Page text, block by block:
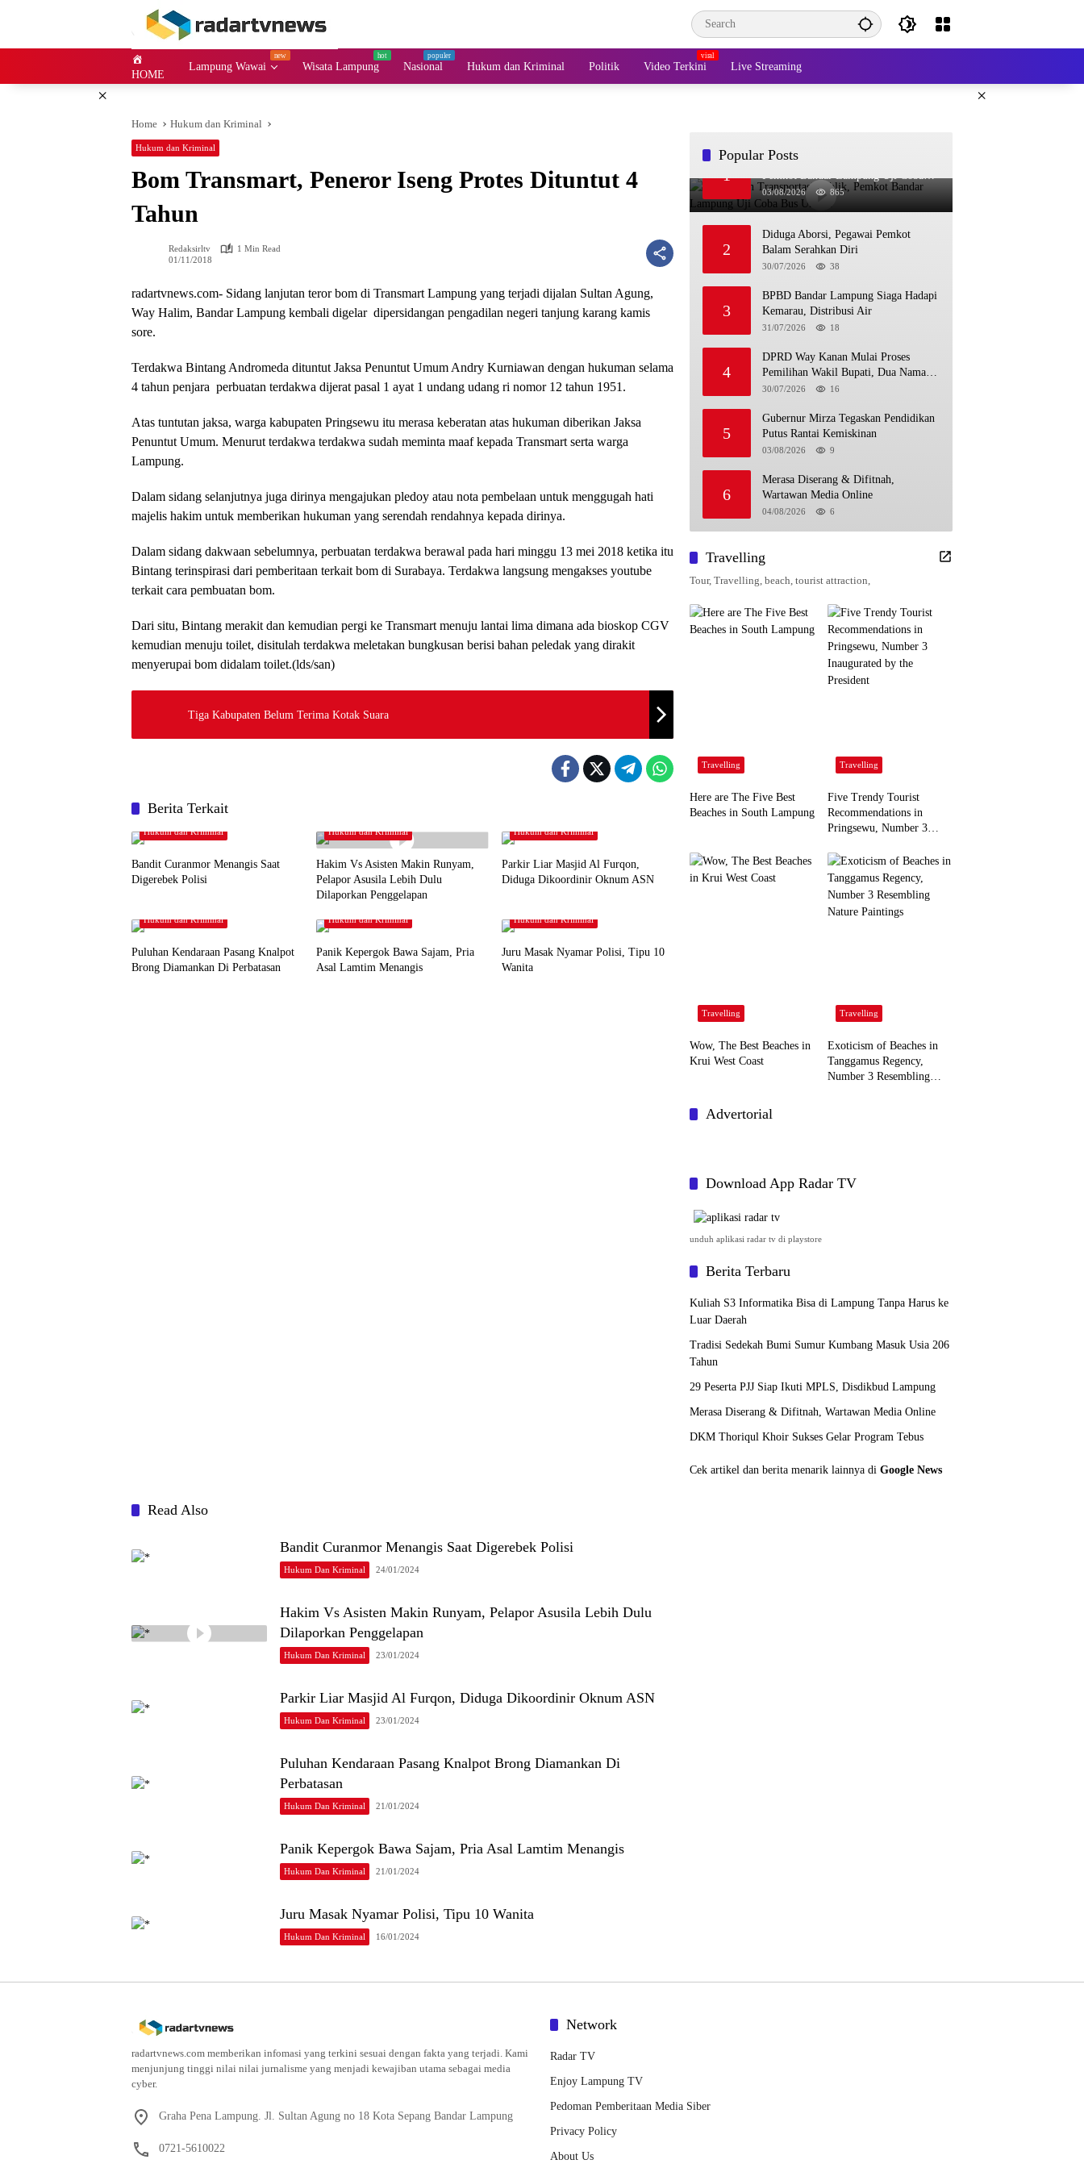
HOME
Lampung Wawai Wisata Lampung Nasional Hukum dan Kriminal Politik Video Terkini Live Streaming
× ×
Home Hukum dan Kriminal
Hukum dan Kriminal
Bom Transmart, Peneror Iseng Protes Dituntut 4
Tahun
Redaksirltv
1 Min Read
01/11/2018
radartvnews.com- Sidang lanjutan teror bom di Transmart Lampung yang terjadi dijalan Sultan Agung,
Way Halim, Bandar Lampung kembali digelar dipersidangan pengadilan negeri tanjung karang kamis
sore.
Terdakwa Bintang Andromeda dituntut Jaksa Penuntut Umum Andry Kurniawan dengan hukuman selama
4 tahun penjara perbuatan terdakwa dijerat pasal 1 ayat 1 undang udang ri nomor 12 tahun 1951.
Atas tuntutan jaksa, warga kabupaten Pringsewu itu merasa keberatan atas hukuman diberikan Jaksa
Penuntut Umum. Menurut terdakwa terdakwa sudah meminta maaf kepada Transmart serta warga
Lampung.
Dalam sidang selanjutnya juga dirinya mengajukan pledoy atau nota pembelaan untuk menggugah hati
majelis hakim untuk memberikan hukuman yang serendah rendahnya kepada dirinya.
Dalam sidang dakwaan sebelumnya, perbuatan terdakwa berawal pada hari minggu 13 mei 2018 ketika itu
Bintang terinspirasi dari pemberitaan terkait bom di Surabaya. Terdakwa langsung mengakses youtube
terkait cara pembuatan bom.
Dari situ, Bintang merakit dan kemudian pergi ke Transmart menuju lantai lima dimana ada bioskop CGV
kemudian menuju toilet, disitulah terdakwa meletakan bungkusan berisi bahan peledak yang dirakit
menyerupai bom didalam toilet.(lds/san)
Tiga Kabupaten Belum Terima Kotak Suara
Berita Terkait
Hukum dan Kriminal
Bandit Curanmor Menangis Saat
Digerebek Polisi
Hukum dan Kriminal
Hakim Vs Asisten Makin Runyam,
Pelapor Asusila Lebih Dulu
Dilaporkan Penggelapan
Hukum dan Kriminal
Parkir Liar Masjid Al Furqon,
Diduga Dikoordinir Oknum ASN
Hukum dan Kriminal
Puluhan Kendaraan Pasang Knalpot
Brong Diamankan Di Perbatasan
Hukum dan Kriminal
Panik Kepergok Bawa Sajam, Pria
Asal Lamtim Menangis
Hukum dan Kriminal
Juru Masak Nyamar Polisi, Tipu 10
Wanita
Read Also
Bandit Curanmor Menangis Saat Digerebek Polisi
Hukum Dan Kriminal 24/01/2024
Hakim Vs Asisten Makin Runyam, Pelapor Asusila Lebih Dulu
Dilaporkan Penggelapan
Hukum Dan Kriminal 23/01/2024
Parkir Liar Masjid Al Furqon, Diduga Dikoordinir Oknum ASN
Hukum Dan Kriminal 23/01/2024
Puluhan Kendaraan Pasang Knalpot Brong Diamankan Di
Perbatasan
Hukum Dan Kriminal 21/01/2024
Panik Kepergok Bawa Sajam, Pria Asal Lamtim Menangis
Hukum Dan Kriminal 21/01/2024
Juru Masak Nyamar Polisi, Tipu 10 Wanita
Hukum Dan Kriminal 16/01/2024
Popular Posts
1
Bangkitkan Transportasi Publik,
Pemkot Bandar Lampung Uji Coba
Bus Umum
03/08/2026 865
2
Diduga Aborsi, Pegawai Pemkot
Balam Serahkan Diri
30/07/2026 38
3
BPBD Bandar Lampung Siaga Hadapi
Kemarau, Distribusi Air
31/07/2026 18
4
DPRD Way Kanan Mulai Proses
Pemilihan Wakil Bupati, Dua Nama
Resmi Bersaing
30/07/2026 16
5
Gubernur Mirza Tegaskan Pendidikan
Putus Rantai Kemiskinan
03/08/2026 9
6
Merasa Diserang & Difitnah,
Wartawan Media Online
04/08/2026 6
Travelling
Tour, Travelling, beach, tourist attraction,
Travelling
Here are The Five Best
Beaches in South Lampung
Travelling
Five Trendy Tourist
Recommendations in
Pringsewu, Number 3
President
Travelling
Wow, The Best Beaches in
Krui West Coast
Travelling
Exoticism of Beaches in
Tanggamus Regency,
Number 3 Resembling
Advertorial
Download App Radar TV
unduh aplikasi radar tv di playstore
Berita Terbaru
Kuliah S3 Informatika Bisa di Lampung Tanpa Harus ke
Luar Daerah
Tradisi Sedekah Bumi Sumur Kumbang Masuk Usia 206
Tahun
29 Peserta PJJ Siap Ikuti MPLS, Disdikbud Lampung
Merasa Diserang & Difitnah, Wartawan Media Online
DKM Thoriqul Khoir Sukses Gelar Program Tebus
Cek artikel dan berita menarik lainnya di Google News
radartvnews.com memberikan infomasi yang terkini sesuai dengan fakta yang terjadi. Kami
menjunjung tinggi nilai nilai jurnalisme yang menjadi kewajiban utama sebagai media
cyber.
Graha Pena Lampung. Jl. Sultan Agung no 18 Kota Sepang Bandar Lampung
0721-5610022
Network
Radar TV
Enjoy Lampung TV
Pedoman Pemberitaan Media Siber
Privacy Policy
About Us